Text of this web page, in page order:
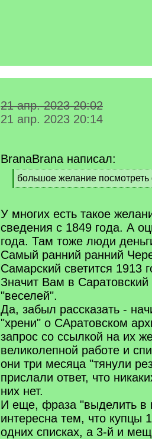
21 апр. 2023 20:02
21 апр. 2023 20:14
BranaBrana написал:
[
q
большое желание
[
q
]
У многих есть такое
сведения с 1849 года. А
года. Там тоже люди
Самый ранний ранний
Самарский светится 1913
Значит Вам в
"веселей".
Да, забыл рассказать -
"хрени" о САратовском
запрос со ссылкой на их
великолепной работе и
они три месяца "тянули
прислали ответ, что
них нет.
И еще, фраза "выделить в
интересна тем, что купцы
одних списках, а 3-й и